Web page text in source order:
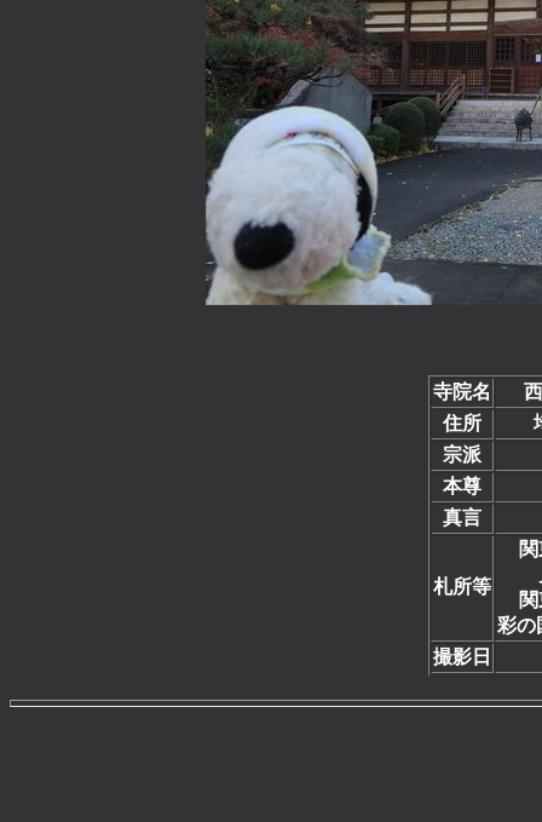
寺院名
住所
宗派
本尊
真言
札所等
彩の
撮影日